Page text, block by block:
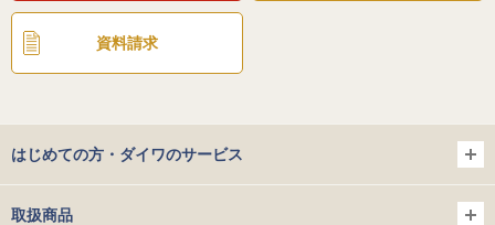
資料請求
はじめての方・ダイワのサービス
取扱商品